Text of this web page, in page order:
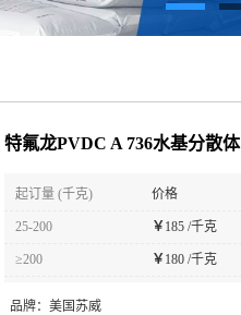
特氟龙PVDC A 736水基分散体
起订量 (千克) 价格
25-200 ￥ 185 /千克
≥200 ￥ 180 /千克
品牌： 美国苏威